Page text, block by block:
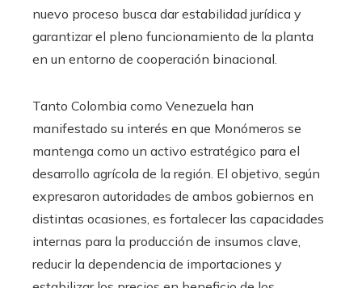
nuevo proceso busca dar estabilidad jurídica y
garantizar el pleno funcionamiento de la planta
en un entorno de cooperación binacional.
Tanto Colombia como Venezuela han
manifestado su interés en que Monómeros se
mantenga como un activo estratégico para el
desarrollo agrícola de la región. El objetivo, según
expresaron autoridades de ambos gobiernos en
distintas ocasiones, es fortalecer las capacidades
internas para la producción de insumos clave,
reducir la dependencia de importaciones y